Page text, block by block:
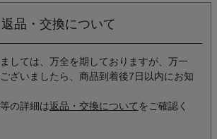
返品・交換について
しては、万全を期しておりますが、万一
ざいましたら、商品到着後7日以内にお知
の詳細は返品・交換について をご確認く